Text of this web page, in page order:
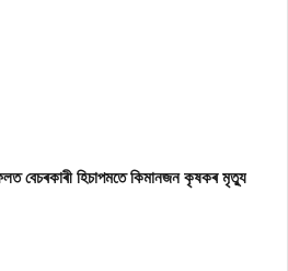
বেচৰকাৰী হিচাপমতে কিমানজন কৃষকৰ মৃত্যু